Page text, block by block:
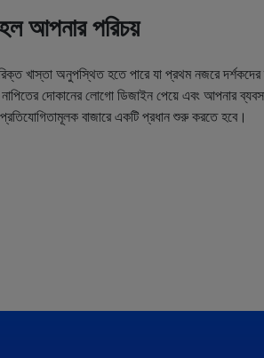
আপনার পরিচয়
খাস্তা অনুপস্থিত হতে পারে যা প্রথম নজরে
দোকানের লোগো ডিজাইন পেয়ে এবং আপনার
বাজারে একটি প্রধান শুরু করতে হবে।